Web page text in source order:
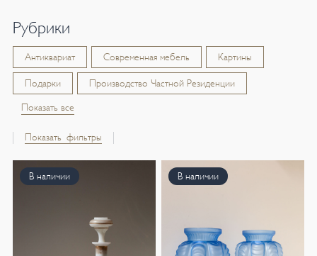
Рубрики
Антиквариат Современная мебель Картины
Подарки Производство Частной Резиденции
Показать все
Показать фильтры
В наличии В наличии